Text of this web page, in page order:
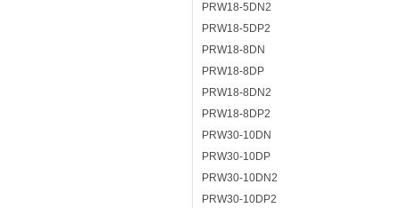
PRW18-5DN2
PRW18-5DP2
PRW18-8DN
PRW18-8DP
PRW18-8DN2
PRW18-8DP2
PRW30-10DN
PRW30-10DP
PRW30-10DN2
PRW30-10DP2